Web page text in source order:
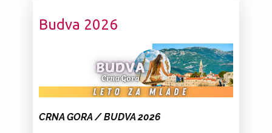
Budva 2026
CRNA GORA / BUDVA 2026